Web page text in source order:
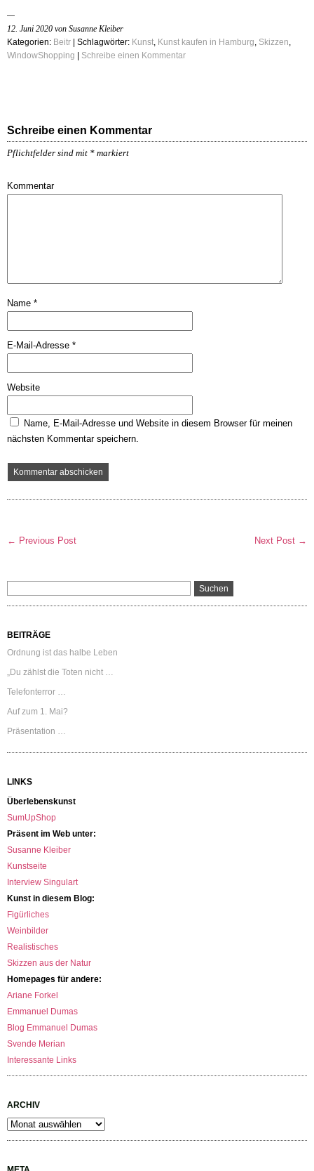
12. Juni 2020 von Susanne Kleiber
Kategorien: Beitr | Schlagwörter: Kunst, Kunst kaufen in Hamburg, Skizzen,
WindowShopping
Schreibe einen Kommentar
Schreibe einen Kommentar
Pflichtfelder sind mit * markiert
Kommentar
Name *
E-Mail-Adresse *
Website
Name, E-Mail-Adresse und Website in diesem Browser für meinen
nächsten Kommentar speichern.
← Previous Post Next Post →
BEITRÄGE
Ordnung ist das halbe Leben
„Du zählst die Toten nicht …
Telefonterror …
Auf zum 1. Mai?
Präsentation …
LINKS
Überlebenskunst
SumUpShop
Präsent im Web unter:
Susanne Kleiber
Kunstseite
Interview Singulart
Kunst in diesem Blog:
Figürliches
Weinbilder
Realistisches
Skizzen aus der Natur
Homepages für andere:
Ariane Forkel
Emmanuel Dumas
Blog Emmanuel Dumas
Svende Merian
Interessante Links
ARCHIV
Archiv